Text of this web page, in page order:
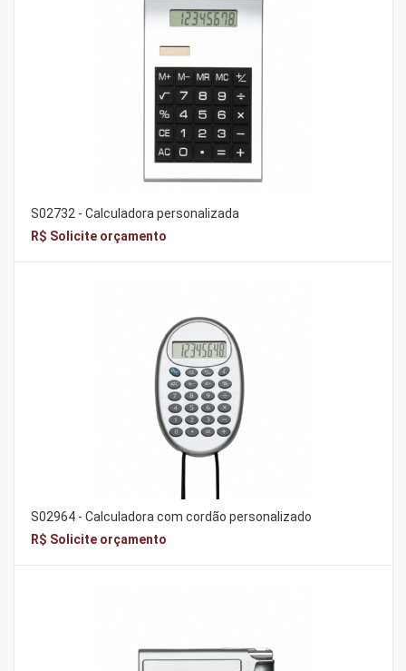
S02732 - Calculadora personalizada
R$ Solicite orçamento
S02964 - Calculadora com cordão personalizado
R$ Solicite orçamento